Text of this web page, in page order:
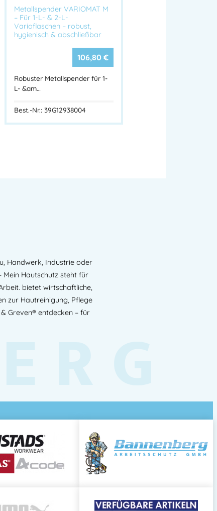
für den industriellen Einsatz
Hebelmechanik
mit Ellenbogen möglich
& Greven® Handreinigern
Lager & Industriehallen
Dosierung fließfähiger Handreiniger.
einfache Wandmontage. Ideal
Handreiniger Spender Industrie,
Wandspender Metall,
Metallspender VARIOMAT M
– Für 1-L- & 2-L-
Varioflaschen – robust,
hygienisch & abschließbar
106,80 €
Robuster Metallspender für 1-
L- &am…
Best.-Nr.: 39G12938004
Handwerk, Industrie oder
Hautschutz steht für
bietet wirtschaftliche,
zur Hautreinigung, Pflege
Greven® entdecken – für